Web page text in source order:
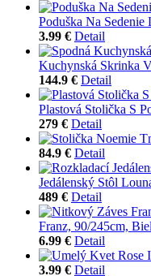
Poduška Na Sedenie
3.99 € Detail
Kuchynská Skrinka
144.9 € Detail
Plastová Stolička S
279 € Detail
84.9 € Detail
Jedálenský Stôl
489 € Detail
Franz, 90/245cm,
6.99 € Detail
3.99 € Detail